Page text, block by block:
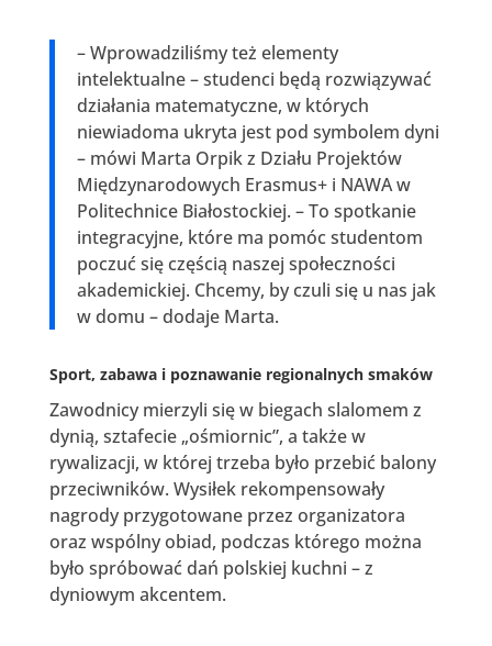
– Wprowadziliśmy też elementy
intelektualne – studenci będą rozwiązywać
działania matematyczne, w których
niewiadoma ukryta jest pod symbolem dyni
– mówi Marta Orpik z Działu Projektów
Międzynarodowych Erasmus+ i NAWA w
Politechnice Białostockiej. – To spotkanie
integracyjne, które ma pomóc studentom
poczuć się częścią naszej społeczności
akademickiej. Chcemy, by czuli się u nas jak
w domu – dodaje Marta.
Sport, zabawa i poznawanie regionalnych smaków
Zawodnicy mierzyli się w biegach slalomem z
dynią, sztafecie „ośmiornic”, a także w
rywalizacji, w której trzeba było przebić balony
przeciwników. Wysiłek rekompensowały
nagrody przygotowane przez organizatora
oraz wspólny obiad, podczas którego można
było spróbować dań polskiej kuchni – z
dyniowym akcentem.